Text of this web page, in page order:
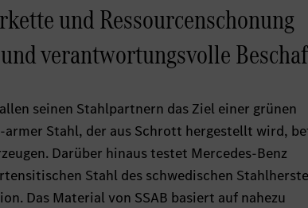
und Ressourcenschonung
verantwortungsvolle
seinen Stahlpartnern das Ziel einer grünen
armer Stahl, der aus Schrott hergestellt wird,
Darüber hinaus testet Mercedes-Benz
Stahl des schwedischen
Das Material von SSAB basiert auf nahezu